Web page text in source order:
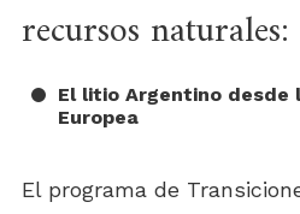
recursos naturales:
El litio Argentino desde
Europea
El programa de